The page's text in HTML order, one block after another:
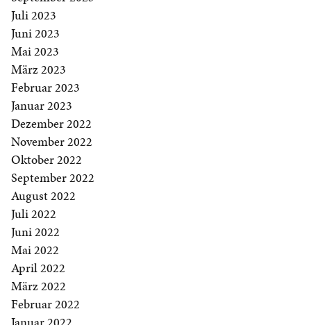
Juli 2023
Juni 2023
Mai 2023
März 2023
Februar 2023
Januar 2023
Dezember 2022
November 2022
Oktober 2022
September 2022
August 2022
Juli 2022
Juni 2022
Mai 2022
April 2022
März 2022
Februar 2022